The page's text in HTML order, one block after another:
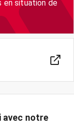
en situation de
avec notre